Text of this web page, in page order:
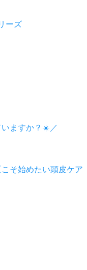
ーズ
いますか？☀️／
そ始めたい頭皮ケア